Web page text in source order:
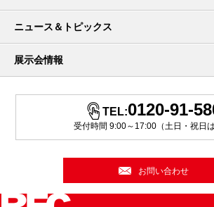
ニュース＆トピックス
展示会情報
TEL:0120-91-
受付時間 9:00～17:00（土日・祝日は
お問い合わせ